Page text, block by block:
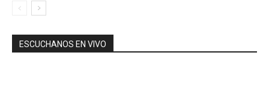
ESCUCHANOS EN VIVO